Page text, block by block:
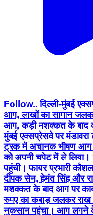
Follow.. दिल्ली-मुंबई
आग, लाखों का सामान
आग, कड़ी मशक्कत के बाद
मुंबई एक्सप्रेसवे पर
ट्रक में अचानक भीषण
को अपनी चपेट में ले लिया।
पहुंची। फायर प्रभारी
दीपक सेन, हेमंत सिंह और
मशक्कत के बाद आग पर काबू
रुपए का कबाड़ जलकर राख
नुकसान पहुंचा। आग लगने